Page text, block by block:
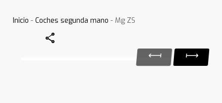
Inicio -Coches segunda mano - Mg ZS
Share